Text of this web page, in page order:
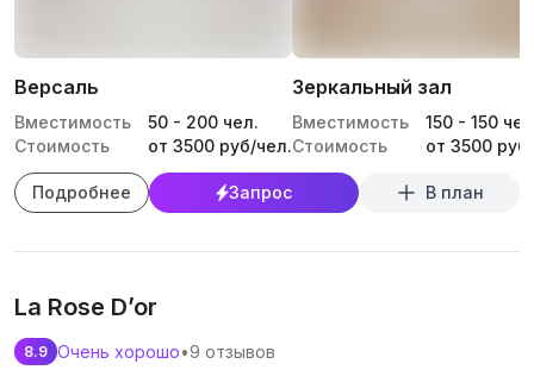
Версаль
Вместимость 50 - 200 чел.
Стоимость
от 3500 руб/чел.
Зеркальный зал
Вместимость 150 - 150
Стоимость
от 3500
Подробнее Запрос В план
La Rose D’or
8.9 Очень хорошо•9 отзывов